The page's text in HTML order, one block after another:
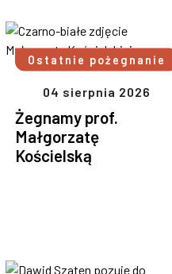
Ostatnie pożegnanie
04 sierpnia 2026
Żegnamy prof.
Małgorzatę
Kościelską